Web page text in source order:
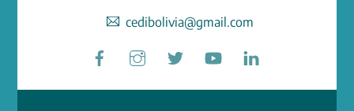
cedibolivia@gmail.com
Facebook YouTube